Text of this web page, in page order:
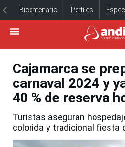
Bicentenario Perfiles
Cajamarca se
carnaval 2024 y
40 % de reserva
Turistas aseguran
colorida y tradicional fiesta